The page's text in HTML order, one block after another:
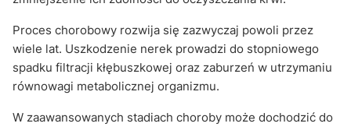
Proces chorobowy rozwija się zazwyczaj powoli przez
wiele lat. Uszkodzenie nerek prowadzi do stopniowego
spadku filtracji kłębuszkowej oraz zaburzeń w utrzymaniu
równowagi metabolicznej organizmu.
W zaawansowanych stadiach choroby może dochodzić do